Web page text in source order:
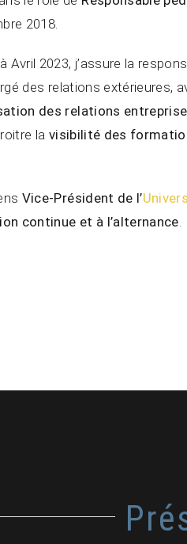
2018.
Avril 2023, j’assure la
des relations extérieures,
des relations
la visibilité des
Vice-Président de l’
continue et à l’alternance.